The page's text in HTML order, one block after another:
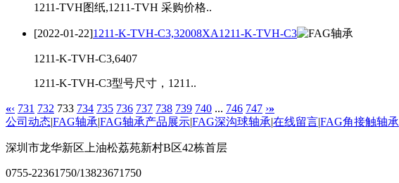
1211-TVH图纸,1211-TVH 采购价格..
[2022-01-22]1211-K-TVH-C3,32008XA1211-K-TVH-C3
1211-K-TVH-C3,6407
1211-K-TVH-C3型号尺寸，1211..
«‹ 731 732 733 734 735 736 737 738 739 740 ... 746 747 ›»
公司动态|FAG轴承|FAG轴承产品展示|FAG深沟球轴承|在线留言|FAG角接触轴承
深圳市龙华新区上油松荔苑新村B区42栋首层
0755-22361750/13823671750